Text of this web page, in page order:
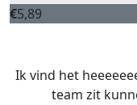
€5,89
Ik vind het
team zit